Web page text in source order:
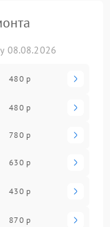
08.08.2026
480 р
480 р
780 р
630 р
430 р
870 р